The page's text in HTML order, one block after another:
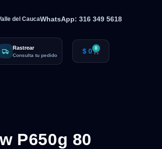
del CaucaWhatsApp: 316 349 5618
Rastrear
Consulta tu pedido $ 0 0
P650g 80